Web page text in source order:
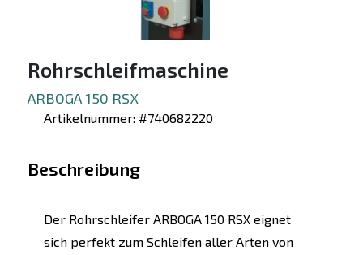
Rohrschleifmaschine
ARBOGA 150 RSX
Artikelnummer: #740682220
Beschreibung
Der Rohrschleifer ARBOGA 150 RSX eignet
sich perfekt zum Schleifen aller Arten von